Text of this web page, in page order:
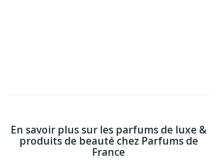
En savoir plus sur les parfums de luxe &
produits de beauté chez Parfums de
France